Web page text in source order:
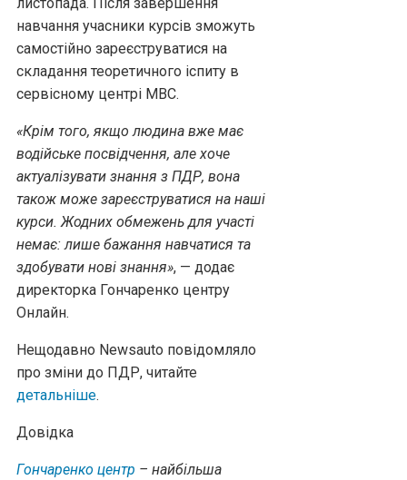
навчання учасники курсів зможуть
самостійно зареєструватися на
складання теоретичного іспиту в
сервісному центрі МВС.
«Крім того, якщо людина вже має
водійське посвідчення, але хоче
актуалізувати знання з ПДР, вона
також може зареєструватися на наші
курси. Жодних обмежень для участі
немає: лише бажання навчатися та
здобувати нові знання», — додає
директорка Гончаренко центру
Онлайн.
Нещодавно Newsauto повідомляло
про зміни до ПДР, читайте
детальніше.
Довідка
Гончаренко центр – найбільша